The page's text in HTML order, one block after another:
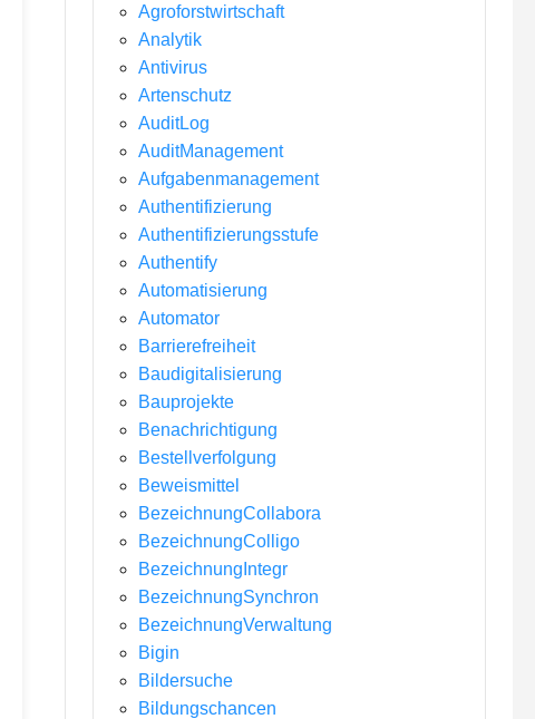
Agroforstwirtschaft
Analytik
Antivirus
Artenschutz
AuditLog
AuditManagement
Aufgabenmanagement
Authentifizierung
Authentifizierungsstufe
Authentify
Automatisierung
Automator
Barrierefreiheit
Baudigitalisierung
Bauprojekte
Benachrichtigung
Bestellverfolgung
Beweismittel
BezeichnungCollabora
BezeichnungColligo
BezeichnungIntegr
BezeichnungSynchron
BezeichnungVerwaltung
Bigin
Bildersuche
Bildungschancen